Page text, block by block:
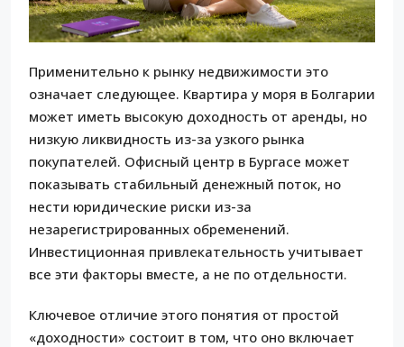
Применительно к рынку недвижимости это
означает следующее. Квартира у моря в Болгарии
может иметь высокую доходность от аренды, но
низкую ликвидность из-за узкого рынка
покупателей. Офисный центр в Бургасе может
показывать стабильный денежный поток, но
нести юридические риски из-за
незарегистрированных обременений.
Инвестиционная привлекательность учитывает
все эти факторы вместе, а не по отдельности.
Ключевое отличие этого понятия от простой
«доходности» состоит в том, что оно включает